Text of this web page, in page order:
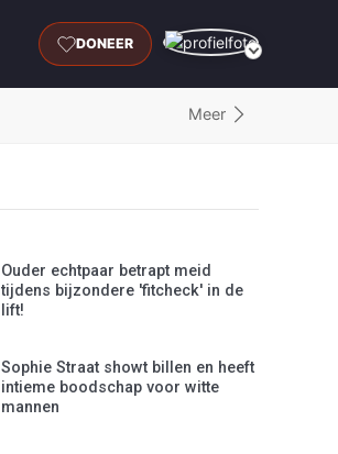
DONEER
Meer
Ouder echtpaar betrapt meid
tijdens bijzondere 'fitcheck' in de
lift!
Sophie Straat showt billen en heeft
intieme boodschap voor witte
mannen